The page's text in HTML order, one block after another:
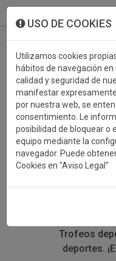
USO DE COOKIES
Utilizamos cookies
hábitos de navegación
calidad y seguridad de
manifestar
por nuestra web, se
consentimiento. Le
posibilidad de bloquear o
equipo mediante la
navegador. Puede
Cookies en "Aviso Legal"
En esta sección
trofeos deportivos.
filtros por
Trofeos
deportes.